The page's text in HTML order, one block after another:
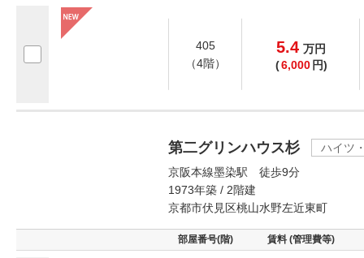
405
（4階）
5.4 万円
(6,000 円)
第二グリンハウス杉
ハイツ
京阪本線墨染駅 徒歩9分
1973年築 / 2階建
京都市伏見区桃山水野左近東町
部屋番号(階) 賃料 (管理費等)